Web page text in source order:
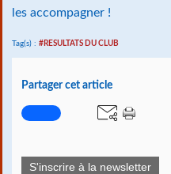
les accompagner !
Tag(s) : #RESULTATS DU CLUB
Partager cet article
S'inscrire à la newsletter